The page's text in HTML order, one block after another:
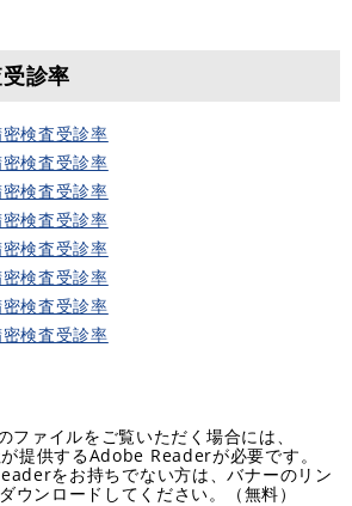
診率
検査受診率
検査受診率
検査受診率
検査受診率
検査受診率
検査受診率
検査受診率
検査受診率
ファイルをご覧いただく場合には、
提供するAdobe Readerが必要です。
をお持ちでない方は、バナーのリン
ウンロードしてください。（無料）